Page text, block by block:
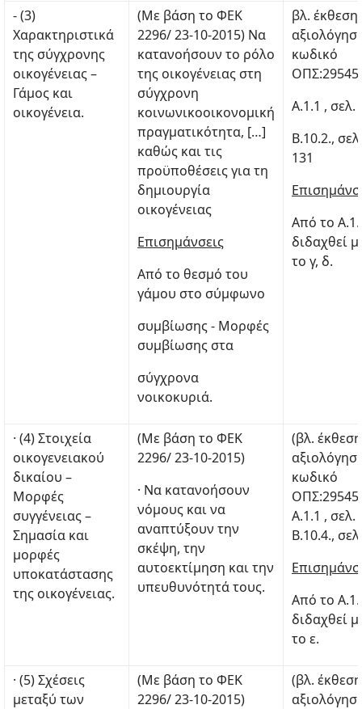
- (3)
Χαρακτηριστικά
της σύγχρονης
οικογένειας –
Γάμος και
οικογένεια.
(Με βάση το ΦΕΚ
2296/ 23-10-2015) Να
κατανοήσουν το ρόλο
της οικογένειας στη
σύγχρονη
κοινωνικοοικονομική
πραγματικότητα, […]
καθώς και τις
προϋποθέσεις για τη
δημιουργία
οικογένειας
Επισημάνσεις
Από το θεσμό του
γάμου στο σύμφωνο
συμβίωσης - Μορφές
συμβίωσης στα
σύγχρονα
νοικοκυριά.
βλ. έκθεση
κωδικό
Α.1.1 , σελ.
Β.10.2.,
131
Από το
διδαχθεί
το γ, δ.
· (4) Στοιχεία
οικογενειακού
δικαίου –
Μορφές
συγγένειας –
Σημασία και
μορφές
υποκατάστασης
της οικογένειας.
(Με βάση το ΦΕΚ
2296/ 23-10-2015)
· Να κατανοήσουν
νόμους και να
αναπτύξουν την
σκέψη, την
αυτοεκτίμηση και την
υπευθυνότητά τους.
(βλ. έκθεση
κωδικό
Α.1.1 , σελ.
Β.10.4.,
Από το
διδαχθεί
το ε.
· (5) Σχέσεις
μεταξύ των
(Με βάση το ΦΕΚ
2296/ 23-10-2015)
(βλ. έκθεση